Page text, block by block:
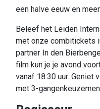
een halve eeuw en
Beleef het Leiden
met onze combitickets
partner In den
film kun je je avond
vanaf 18:30 uur. Geniet
met 3-